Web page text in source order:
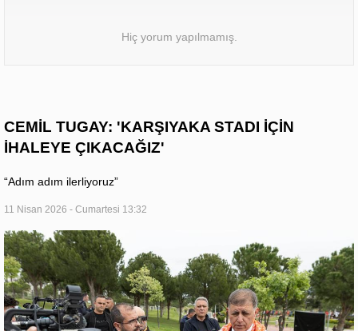
Hiç yorum yapılmamış.
CEMİL TUGAY: 'KARŞIYAKA STADI İÇİN
İHALEYE ÇIKACAĞIZ'
“Adım adım ilerliyoruz”
11 Nisan 2026 - Cumartesi 13:32